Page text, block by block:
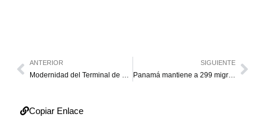
ANTERIOR SIGUIENTE
Panamá mantiene a 299 migrantes deportados de EE. UU. “bajo custodia temporal” en un hotel
Copiar Enlace